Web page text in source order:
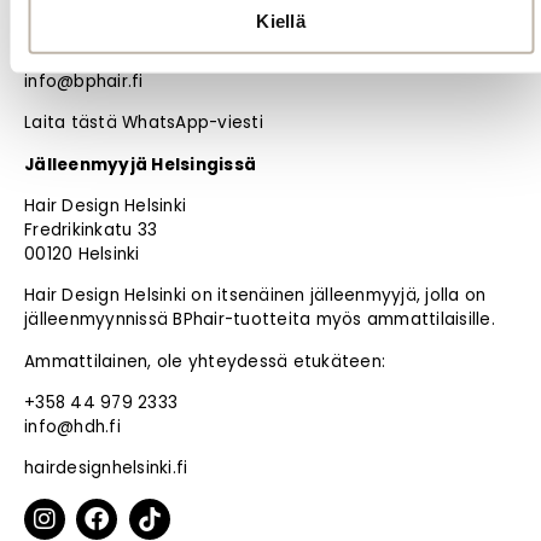
Kiellä
+358 44 777 7505
info@bphair.fi
Laita tästä WhatsApp-viesti
Jälleenmyyjä Helsingissä
Hair Design Helsinki
Fredrikinkatu 33
00120 Helsinki
Hair Design Helsinki on itsenäinen jälleenmyyjä, jolla on
jälleenmyynnissä BPhair-tuotteita myös ammattilaisille.
Ammattilainen, ole yhteydessä etukäteen:
+358 44 979 2333
info@hdh.fi
hairdesignhelsinki.fi